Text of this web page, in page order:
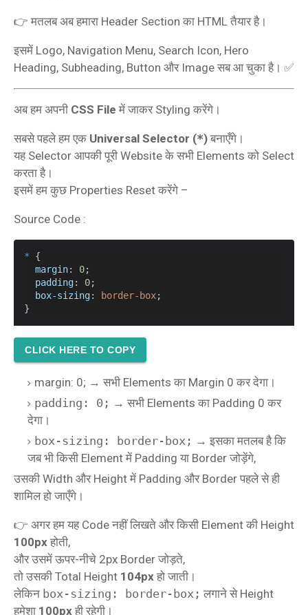
👉 मतलब अब हमारा Header Section का HTML तैयार है।
इसमें Logo, Navigation Menu, Search Icon, Hero
Heading, Subheading, Button और Image सब आ चुका है। ✅
अब हम अपनी CSS File में जाकर Styling करेंगे।
सबसे पहले हम एक Universal Selector (*) बनाएँगे।
यह Selector आपकी पूरी Website के सभी Elements को Select
करता है।
इसमें हम कुछ Properties Reset करेंगे –
Source Code :
* {
margin: 0;
padding: 0;
box-sizing: border-box;
}
CLICK HERE TO COPY
margin: 0; → सभी Elements का Margin 0 कर देगा।
padding: 0; → सभी Elements का Padding 0 कर
देगा।
box-sizing: border-box; → इसका मतलब है कि
जब भी किसी Element में Padding या Border जोड़ेंगे,
उसकी Width और Height में Padding और Border पहले से ही
शामिल हो जाएँगे।
👉 अगर हम यह Code नहीं लिखते और किसी Element की Height
100px होती,
और उसमें ऊपर-नीचे 2px Border जोड़ते,
तो उसकी Total Height 104px हो जाती।
लेकिन box-sizing: border-box; लगाने से Height
हमेशा 100px ही रहेगी।